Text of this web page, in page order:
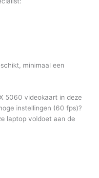
minimaal een
5060 videokaart in deze
instellingen (60 fps)?
laptop voldoet aan de